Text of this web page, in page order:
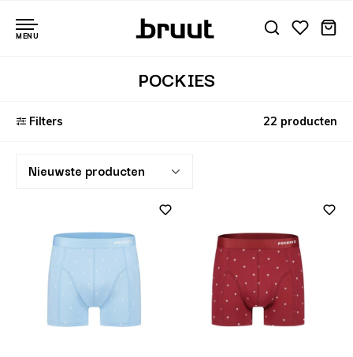
MENU
POCKIES
Filters 22 producten
Nieuwste producten